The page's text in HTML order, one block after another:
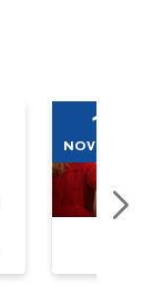
11
NOVEMBER